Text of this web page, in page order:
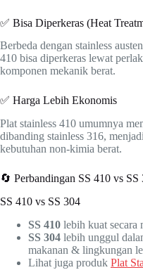
✅ Bisa Diperkeras (Heat
Berbeda dengan stainless
410 bisa diperkeras lewat
komponen mekanik berat.
✅ Harga Lebih Ekonomis
Plat stainless 410 umumnya
dibanding stainless 316,
kebutuhan non-kimia berat.
🔄 Perbandingan SS 410 vs SS
SS 410 vs SS 304
SS 410 lebih kuat secara
SS 304 lebih unggul
makanan & lingkungan
Lihat juga produk Plat